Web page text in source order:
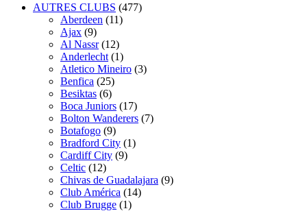
AUTRES CLUBS (477)
Aberdeen (11)
Ajax (9)
Al Nassr (12)
Anderlecht (1)
Atletico Mineiro (3)
Benfica (25)
Besiktas (6)
Boca Juniors (17)
Bolton Wanderers (7)
Botafogo (9)
Bradford City (1)
Cardiff City (9)
Celtic (12)
Chivas de Guadalajara (9)
Club América (14)
Club Brugge (1)